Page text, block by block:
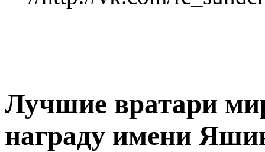
Лучшие вратари
награду имени